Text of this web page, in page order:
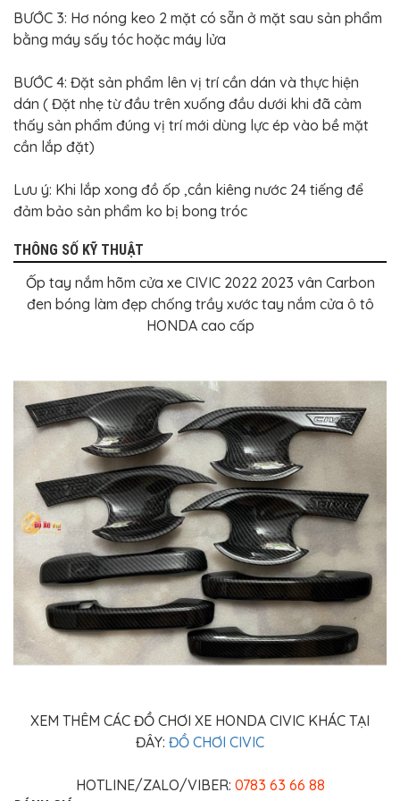
BƯỚC 3: Hơ nóng keo 2 mặt có sẵn ở mặt sau sản phẩm
bằng máy sấy tóc hoặc máy lửa
BƯỚC 4: Đặt sản phẩm lên vị trí cần dán và thực hiện
dán ( Đặt nhẹ từ đầu trên xuống đầu dưới khi đã cảm
thấy sản phẩm đúng vị trí mới dùng lực ép vào bề mặt
cần lắp đặt)
Lưu ý: Khi lắp xong đồ ốp ,cần kiêng nước 24 tiếng để
đảm bảo sản phẩm ko bị bong tróc
THÔNG SỐ KỸ THUẬT
Ốp tay nắm hõm cửa xe CIVIC 2022 2023 vân Carbon
đen bóng làm đẹp chống trầy xước tay nắm cửa ô tô
HONDA cao cấp
XEM THÊM CÁC ĐỒ CHƠI XE HONDA CIVIC KHÁC TẠI
ĐÂY: ĐỒ CHƠI CIVIC
HOTLINE/ZALO/VIBER: 0783 63 66 88